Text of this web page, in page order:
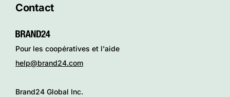
Contact
Pour les coopératives et l'aide
help@brand24.com
Brand24 Global Inc.